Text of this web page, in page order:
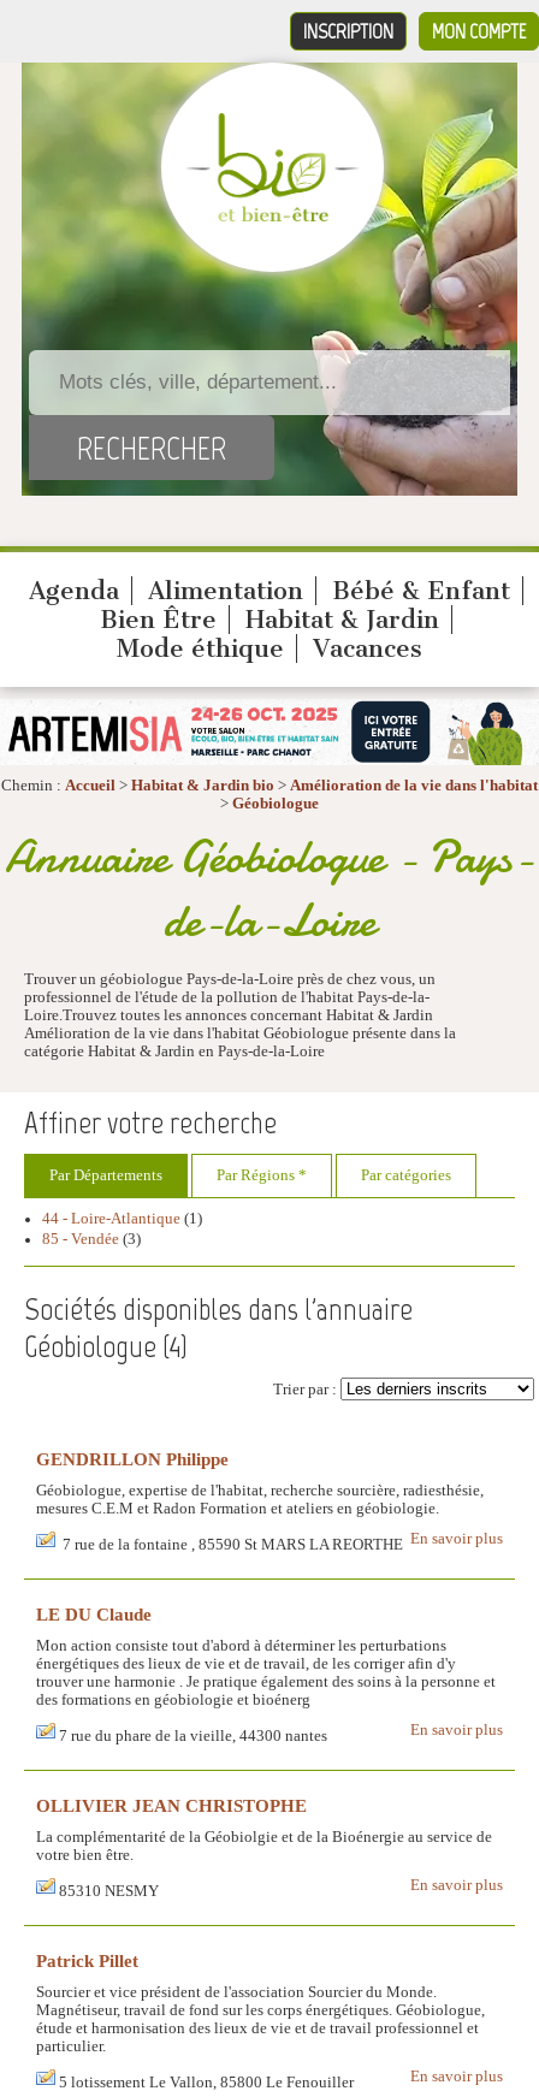
MON COMPTE
INSCRIPTION
Agenda Alimentation
Bébé & Enfant
Bien Être
Habitat & Jardin
Mode éthique
Vacances
Chemin : Accueil > Habitat & Jardin bio > Amélioration de la vie dans l'habitat
> Géobiologue
Annuaire Géobiologue - Pays-
de-la-Loire
Trouver un géobiologue Pays-de-la-Loire près de chez vous, un
professionnel de l'étude de la pollution de l'habitat Pays-de-la-
Loire.Trouvez toutes les annonces concernant Habitat & Jardin
Amélioration de la vie dans l'habitat Géobiologue présente dans la
catégorie Habitat & Jardin en Pays-de-la-Loire
Affiner votre recherche
Par Départements Par Régions * Par catégories
44 - Loire-Atlantique (1)
85 - Vendée (3)
Sociétés disponibles dans l'annuaire
Géobiologue (4)
Trier par :
GENDRILLON Philippe
Géobiologue, expertise de l'habitat, recherche sourcière, radiesthésie,
mesures C.E.M et Radon Formation et ateliers en géobiologie.
En savoir plus
7 rue de la fontaine , 85590 St MARS LA REORTHE
LE DU Claude
Mon action consiste tout d'abord à déterminer les perturbations
énergétiques des lieux de vie et de travail, de les corriger afin d'y
trouver une harmonie . Je pratique également des soins à la personne et
des formations en géobiologie et bioénerg
En savoir plus
7 rue du phare de la vieille, 44300 nantes
OLLIVIER JEAN CHRISTOPHE
La complémentarité de la Géobiolgie et de la Bioénergie au service de
votre bien être.
En savoir plus
85310 NESMY
Patrick Pillet
Sourcier et vice président de l'association Sourcier du Monde.
Magnétiseur, travail de fond sur les corps énergétiques. Géobiologue,
étude et harmonisation des lieux de vie et de travail professionnel et
particulier.
En savoir plus
5 lotissement Le Vallon, 85800 Le Fenouiller